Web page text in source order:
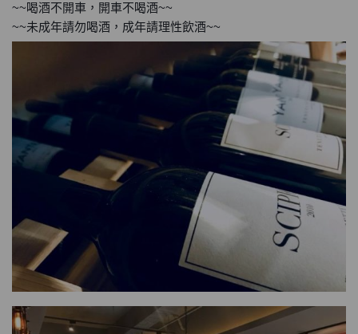
~~喝酒不開車，開車不喝酒~~
~~未成年請勿喝酒，成年請理性飲酒~~